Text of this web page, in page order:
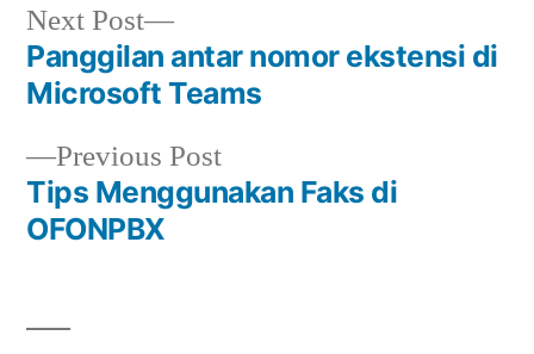
Post
navigation
Previous PostPrevious
post:
Tips Menggunakan Faks di
OFONPBX
Next Post
Next
post:
Panggilan antar nomor ekstensi di
Microsoft Teams